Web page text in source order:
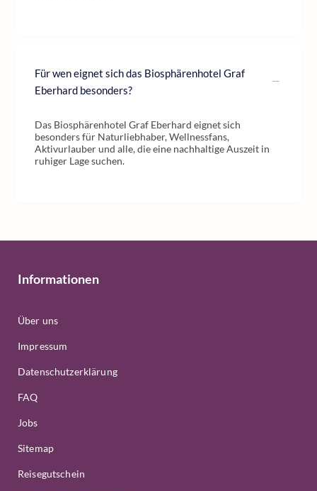
Für wen eignet sich das Biosphärenhotel Graf
Eberhard besonders?
Das Biosphärenhotel Graf Eberhard eignet sich
besonders für Naturliebhaber, Wellnessfans,
Aktivurlauber und alle, die eine nachhaltige Auszeit in
ruhiger Lage suchen.
Informationen
Über uns
Impressum
Datenschutzerklärung
FAQ
Jobs
Sitemap
Reisegutschein